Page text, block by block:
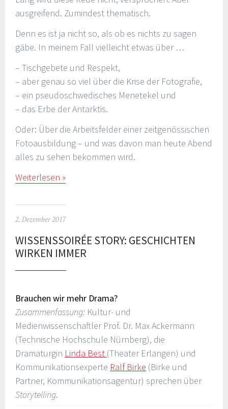
ausgreifend. Zumindest thematisch.
Denn es ist ja nicht so, als ob es nichts zu sagen
gäbe. In meinem Fall vielleicht etwas über …
– Tischgebete und Respekt,
– aber genau so viel über die Krise der Fotografie,
– ein pseudoschwedisches Menetekel und
– das Erbe der Antarktis.
Oder: Über die Arbeitsfelder einer zeitgenössischen
Fotoausbildung – und was davon man heute Abend
alles zu sehen bekommen wird.
Weiterlesen
2. Dezember 2017
WISSENSSOIRÉE STORY: GESCHICHTEN
WIRKEN IMMER
Brauchen wir mehr Drama?
Zusammenfassung: Kultur- und
Medienwissenschaftler Prof. Dr. Max Ackermann
(Technische Hochschule Nürnberg), die
Dramaturgin Linda Best (Theater Erlangen) und
Kommunikationsexperte Ralf Birke (Birke und
Partner, Kommunikationsagentur) sprechen über
Storytelling.